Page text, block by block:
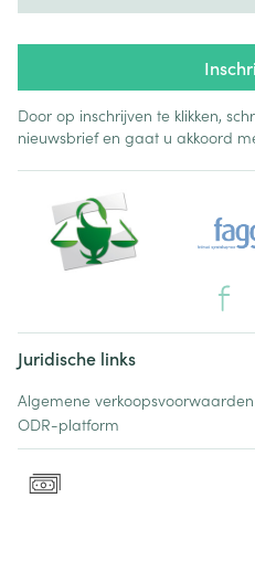
Door op inschrijven te klikken,
nieuwsbrief en gaat u akkoord
Juridische links
Algemene verkoopsvoorwaarden
ODR-platform